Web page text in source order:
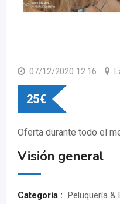
07/12/2020 12:16
25€
Oferta durante todo el
Visión general
Categoría : Peluquería &